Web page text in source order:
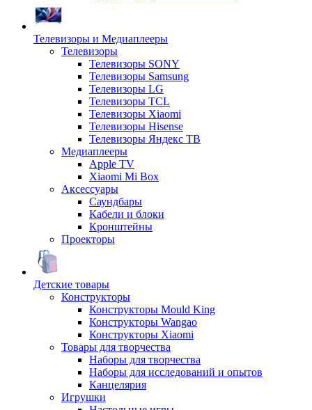
Телевизоры и Медиаплееры
Телевизоры
Телевизоры SONY
Телевизоры Samsung
Телевизоры LG
Телевизоры TCL
Телевизоры Xiaomi
Телевизоры Hisense
Телевизоры Яндекс ТВ
Медиаплееры
Apple TV
Xiaomi Mi Box
Аксессуары
Саундбары
Кабели и блоки
Кронштейны
Проекторы
Детские товары
Конструкторы
Конструкторы Mould King
Конструкторы Wangao
Конструкторы Xiaomi
Товары для творчества
Наборы для творчества
Наборы для исследований и опытов
Канцелярия
Игрушки